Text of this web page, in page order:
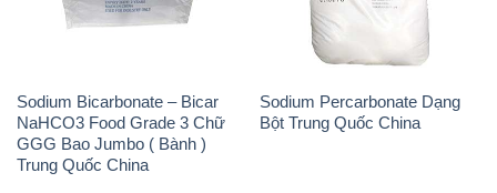
Sodium Bicarbonate – Bicar
NaHCO3 Food Grade 3 Chữ
GGG Bao Jumbo ( Bành )
Trung Quốc China
Sodium Percarbonate Dạng
Bột Trung Quốc China